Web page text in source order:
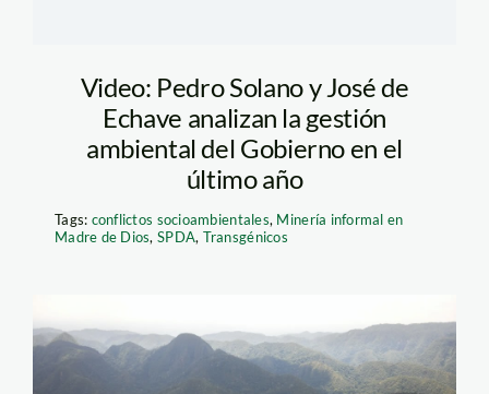
Video: Pedro Solano y José de
Echave analizan la gestión
ambiental del Gobierno en el
último año
Tags: conflictos socioambientales, Minería informal en
Madre de Dios,SPDA, Transgénicos
sierra4an